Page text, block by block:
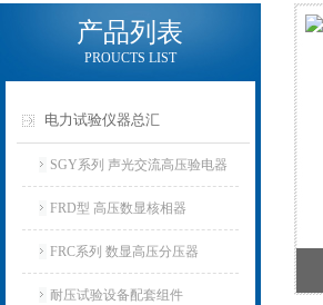
产品列表
PROUCTS LIST
电力试验仪器总汇
SGY系列 声光交流高压验电器
FRD型 高压数显核相器
FRC系列 数显高压分压器
耐压试验设备配套组件